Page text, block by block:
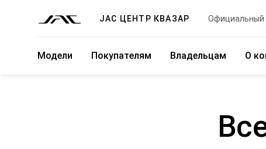
JAC ЦЕНТР КВАЗАР Официальный
Модели Покупателям Владельцам О